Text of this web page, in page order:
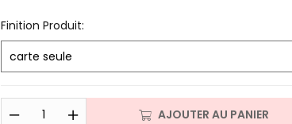
Finition Produit:
AJOUTER AU PANIER